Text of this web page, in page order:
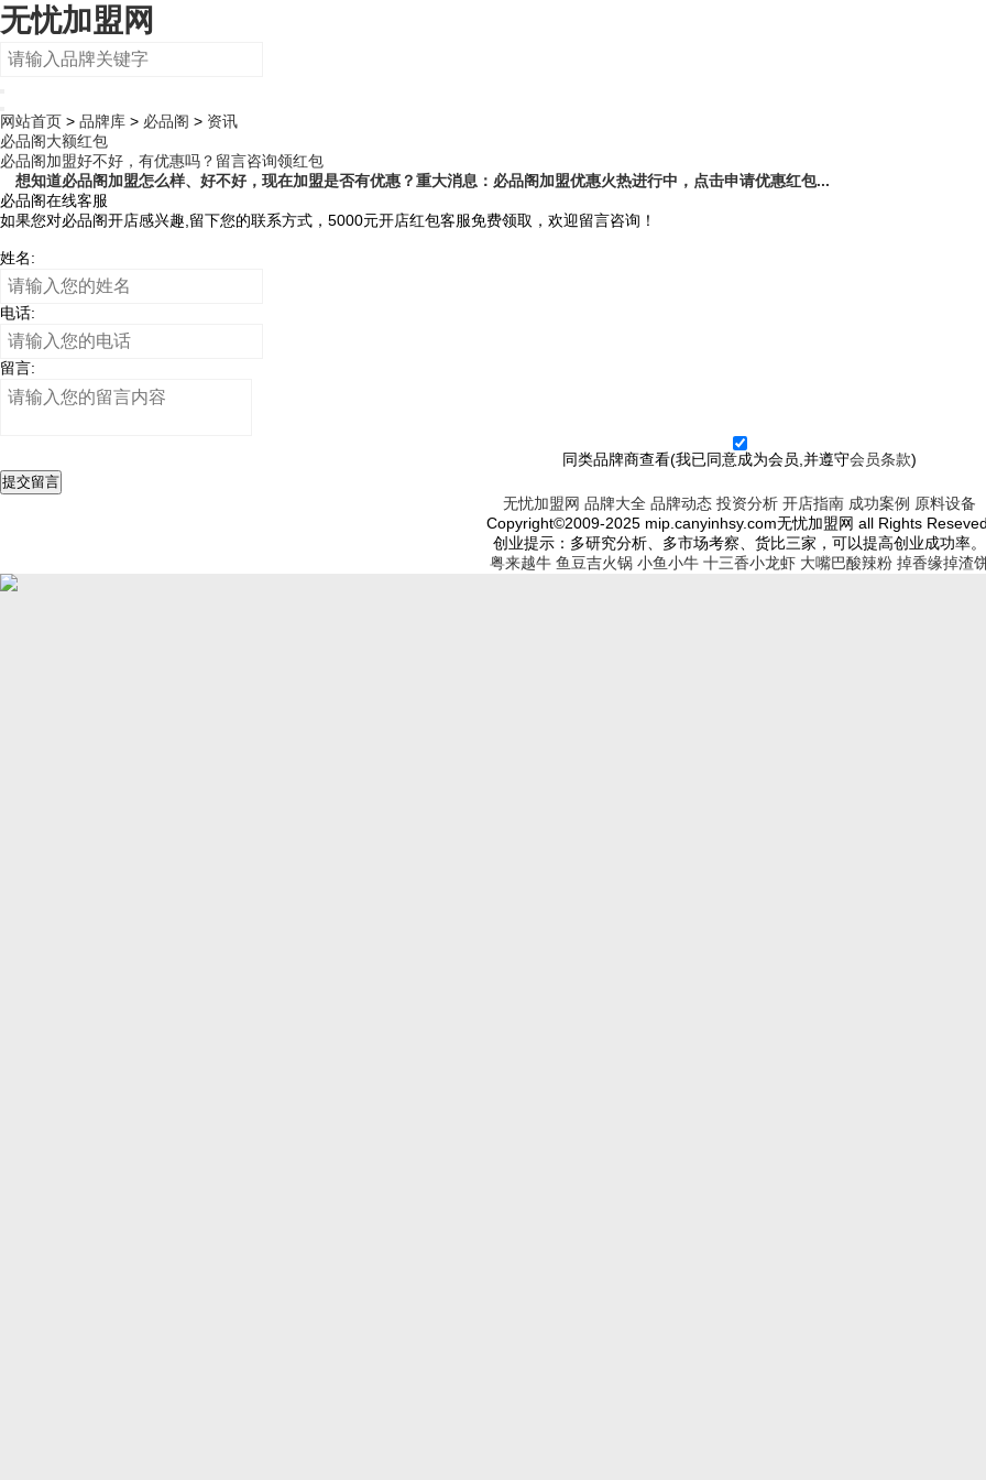
无忧加盟网
网站首页 > 品牌库 > 必品阁 > 资讯
必品阁大额红包
必品阁加盟好不好，有优惠吗？留言咨询领红包
想知道必品阁加盟怎么样、好不好，现在加盟是否有优惠？重大消息：必品阁加盟优惠火热进行中，点击申请优惠红包...
必品阁在线客服
如果您对必品阁开店感兴趣,留下您的联系方式，5000元开店红包客服免费领取，欢迎留言咨询！
姓名:
电话:
留言:
同类品牌商查看(我已同意成为会员,并遵守会员条款)
提交留言
无忧加盟网 品牌大全 品牌动态 投资分析 开店指南 成功案例 原料设备
Copyright©2009-2025 mip.canyinhsy.com无忧加盟网 all Rights
创业提示：多研究分析、多市场考察、货比三家，可以提高创业成功率。
粤来越牛 鱼豆吉火锅 小鱼小牛 十三香小龙虾 大嘴巴酸辣粉 掉香缘掉渣